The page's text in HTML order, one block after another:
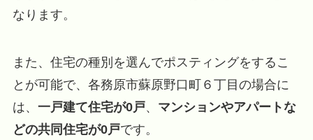
なります。
また、住宅の種別を選んでポスティングをするこ
とが可能で、各務原市蘇原野口町６丁目の場合に
は、 一戸建て住宅が0戸、 マンションやアパートな
どの共同住宅が0戸です。